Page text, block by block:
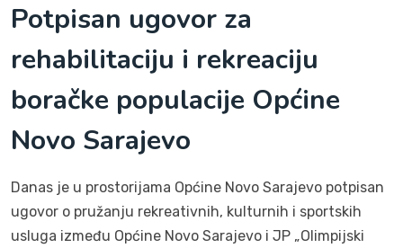
Potpisan ugovor za
rehabilitaciju i rekreaciju
boračke populacije Općine
Novo Sarajevo
Danas je u prostorijama Općine Novo Sarajevo potpisan
ugovor o pružanju rekreativnih, kulturnih i sportskih
usluga između Općine Novo Sarajevo i JP „Olimpijski